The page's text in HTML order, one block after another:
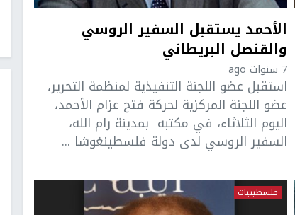
الأحمد يستقبل السفير الروسي
والقنصل البريطاني
7 سنوات ago
استقبل عضو اللجنة التنفيذية لمنظمة التحرير،
عضو اللجنة المركزية لحركة فتح عزام الأحمد،
اليوم الثلاثاء، في مكتبه بمدينة رام الله،
السفير الروسي لدى دولة فلسطينغوشا ...
فلسطينيات